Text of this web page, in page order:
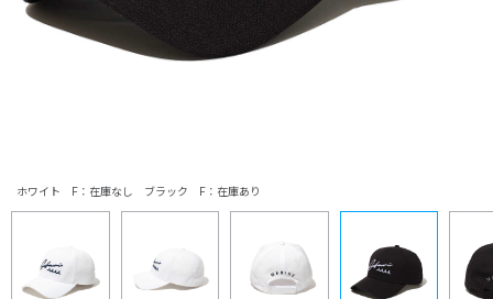
ホワイト F：在庫なし ブラック F：在庫あり